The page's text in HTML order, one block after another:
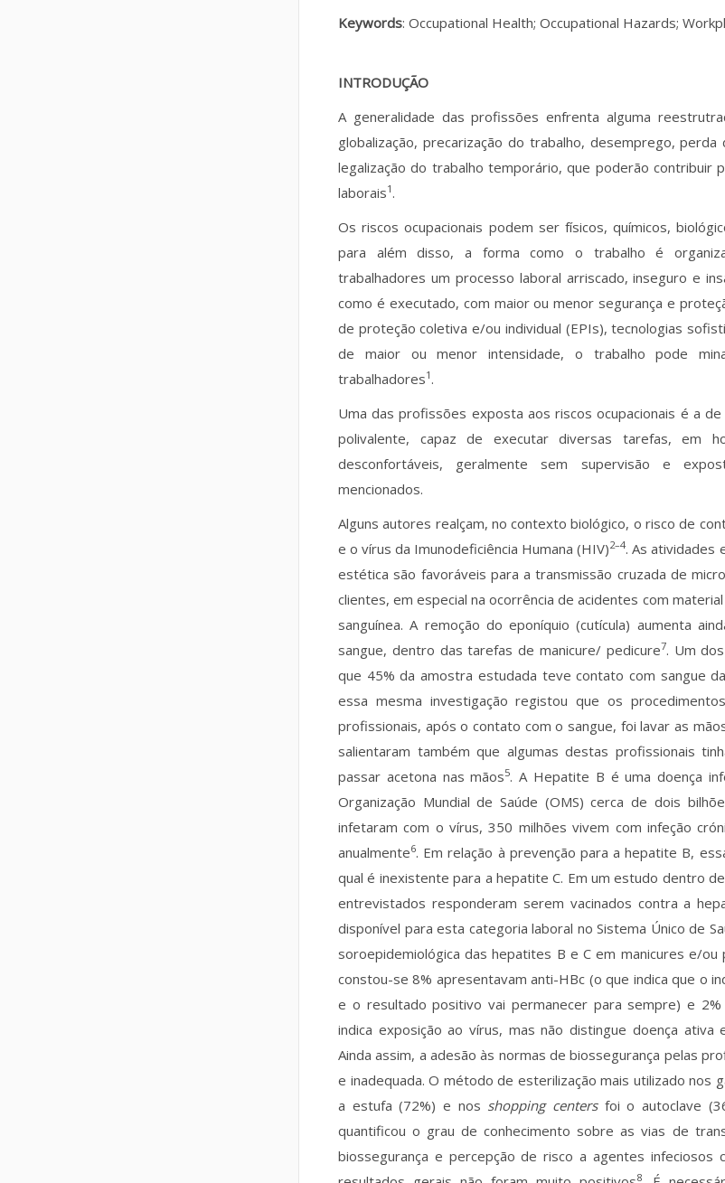
Keywords: Occupational Health; Occupational Hazards;
INTRODUÇÃO
A generalidade das profissões enfrenta alguma
globalização, precarização do trabalho, desemprego,
legalização do trabalho temporário, que poderão contribuir
laborais1.
Os riscos ocupacionais podem ser físicos, químicos,
para além disso, a forma como o trabalho é
trabalhadores um processo laboral arriscado, inseguro e
como é executado, com maior ou menor segurança e
de proteção coletiva e/ou individual (EPIs), tecnologias
de maior ou menor intensidade, o trabalho pode
trabalhadores1.
Uma das profissões exposta aos riscos ocupacionais é a
polivalente, capaz de executar diversas tarefas, em
desconfortáveis, geralmente sem supervisão e
mencionados.
Alguns autores realçam, no contexto biológico, o risco de
e o vírus da Imunodeficiência Humana (HIV)2–4. As atividades
estética são favoráveis para a transmissão cruzada de
clientes, em especial na ocorrência de acidentes com
sanguínea. A remoção do eponíquio (cutícula) aumenta
sangue, dentro das tarefas de manicure/ pedicure7. Um
que 45% da amostra estudada teve contato com sangue
essa mesma investigação registou que os
profissionais, após o contato com o sangue, foi lavar as
salientaram também que algumas destas profissionais
passar acetona nas mãos5. A Hepatite B é uma doença
Organização Mundial de Saúde (OMS) cerca de dois
infetaram com o vírus, 350 milhões vivem com infeção
anualmente6. Em relação à prevenção para a hepatite B,
qual é inexistente para a hepatite C. Em um estudo dentro
entrevistados responderam serem vacinados contra a
disponível para esta categoria laboral no Sistema Único de
soroepidemiológica das hepatites B e C em manicures e/
constou-se 8% apresentavam anti-HBc (o que indica que o
e o resultado positivo vai permanecer para sempre) e 2%
indica exposição ao vírus, mas não distingue doença
Ainda assim, a adesão às normas de biossegurança pelas
e inadequada. O método de esterilização mais utilizado nos
a estufa (72%) e nos shopping centersfoi o autoclave
quantificou o grau de conhecimento sobre as vias de
biossegurança e percepção de risco a agentes infeciosos
8